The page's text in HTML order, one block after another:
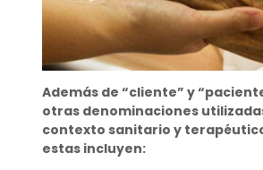
Además de “cliente” y
otras denominaciones
contexto sanitario y
estas incluyen: